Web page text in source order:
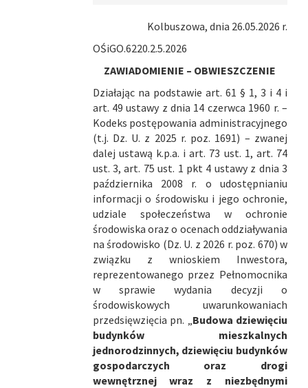
Kolbuszowa, dnia 26.05.2026 r.
OŚiGO.6220.2.5.2026
ZAWIADOMIENIE – OBWIESZCZENIE
Działając na podstawie art. 61 § 1, 3 i 4 i
art. 49 ustawy z dnia 14 czerwca 1960 r. –
Kodeks postępowania administracyjnego
(t.j. Dz. U. z 2025 r. poz. 1691) – zwanej
dalej ustawą k.p.a. i art. 73 ust. 1, art. 74
ust. 3, art. 75 ust. 1 pkt 4 ustawy z dnia 3
października 2008 r. o udostępnianiu
informacji o środowisku i jego ochronie,
udziale społeczeństwa w ochronie
środowiska oraz o ocenach oddziaływania
na środowisko (Dz. U. z 2026 r. poz. 670) w
związku z wnioskiem Inwestora,
reprezentowanego przez Pełnomocnika
w sprawie wydania decyzji o
środowiskowych uwarunkowaniach
przedsięwzięcia pn. „Budowa dziewięciu
budynków mieszkalnych
jednorodzinnych, dziewięciu budynków
gospodarczych oraz drogi
wewnętrznej wraz z niezbędnymi